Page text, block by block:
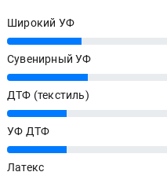
Широкий УФ
25%
Сувенирный УФ
27%
ДТФ (текстиль)
20%
УФ ДТФ
20%
Латекс